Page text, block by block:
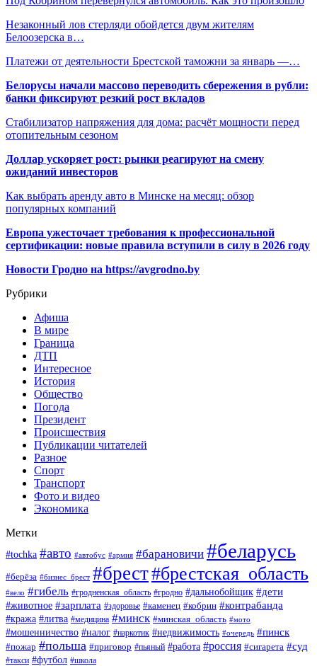
Незаконный лов стерляди обойдется двум жителям
Белоозерска в…
Платежи от деятельности Брестской таможни за январь —…
Белорусы начали массово переводить сбережения в рубли:
банки фиксируют резкий рост вкладов
Стабилизатор напряжения для дома: расчёт мощности перед
отопительным сезоном
Доллар ускоряет рост: рынки реагируют на смену
ожиданий инвесторов
Как выбрать аренду авто в Минске на месяц: обзор
популярных компаний
Европа ужесточает требования к профессиональной
сертификации: новые правила вступили в силу в 2026 году
Новости Гродно на https://avgrodno.by
Рубрики
Афиша
В мире
Граница
ДТП
Интересное
История
Общество
Погода
Президент
Происшествия
Публикации читателей
Разное
Спорт
Транспорт
Фото и видео
Экономика
Метки
#tochka #авто #автобус #армия #барановичи #беларусь
#берёза #бизнес_брест #брест#брестская_область
#вело #гибель #гродненская_область #гродно #дальнобойщик #дети
#животное #зарплата #здоровье #каменец #кобрин #контрабанда
#кража #литва #медицина #минск #минская_область #мото
#мошенничество #налог #наркотик #недвижимость #очередь #пинск
#пожар #польша #приговор #пьяный #работа #россия #сигарета #суд
#такси #футбол #школа